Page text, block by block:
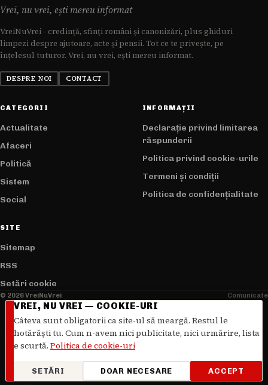
Vrei, nu vrei, ești mereu informat
VreiNuVrei - credință, sfinți români și canonizări, plus ghiduri
limpezi despre ajutoare, acte și pensii. Tot ce te privește, pe
înțelesul tuturor. Vrei, nu vrei, ești mereu informat.
DESPRE NOI CONTACT
CATEGORII
Actualitate
Afaceri
Politică
Sistem
Social
INFORMAȚII
Declarație privind limitarea
răspunderii
Politica privind cookie-urile
Termeni și condiții
Politica de confidențialitate
SITE
Sitemap
RSS
Setări cookie
© 2026 VreiNuVrei Comunicate
VREI, NU VREI — COOKIE-URI
Câteva sunt obligatorii ca site-ul să meargă. Restul le
hotărăști tu. Cum n-avem nici publicitate, nici urmărire, lista
e scurtă. Politica de cookie-uri
SETĂRI DOAR NECESARE ACCEPT